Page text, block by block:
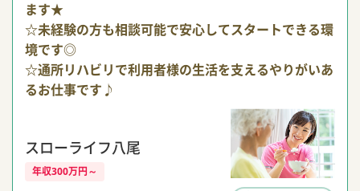
ます★
☆未経験の方も相談可能で安心してスタートできる環
境です◎
☆通所リハビリで利用者様の生活を支えるやりがいあ
るお仕事です♪
スローライフ八尾
年収300万円～